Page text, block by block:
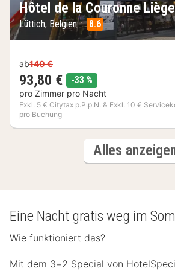
Hôtel de la Couronne Liège
Lüttich, Belgien 8.6
ab140 €
93,80 € -33 %
pro Zimmer pro Nacht
Exkl. 5 € Citytax p.P.p.N. & Exkl. 10 €
pro Buchung
Alles
Eine Nacht gratis weg im
Wie funktioniert das?
Mit dem 3=2 Special von